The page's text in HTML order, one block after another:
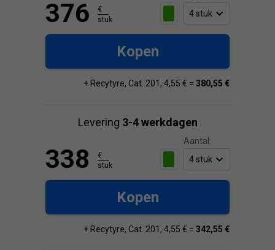
376
€
stuk
Kopen
+ Recytyre, Cat. 201, 4,55 € = 380,55 €
Levering 3-4 werkdagen
Aantal:
338
€
stuk
Kopen
+ Recytyre, Cat. 201, 4,55 € = 342,55 €